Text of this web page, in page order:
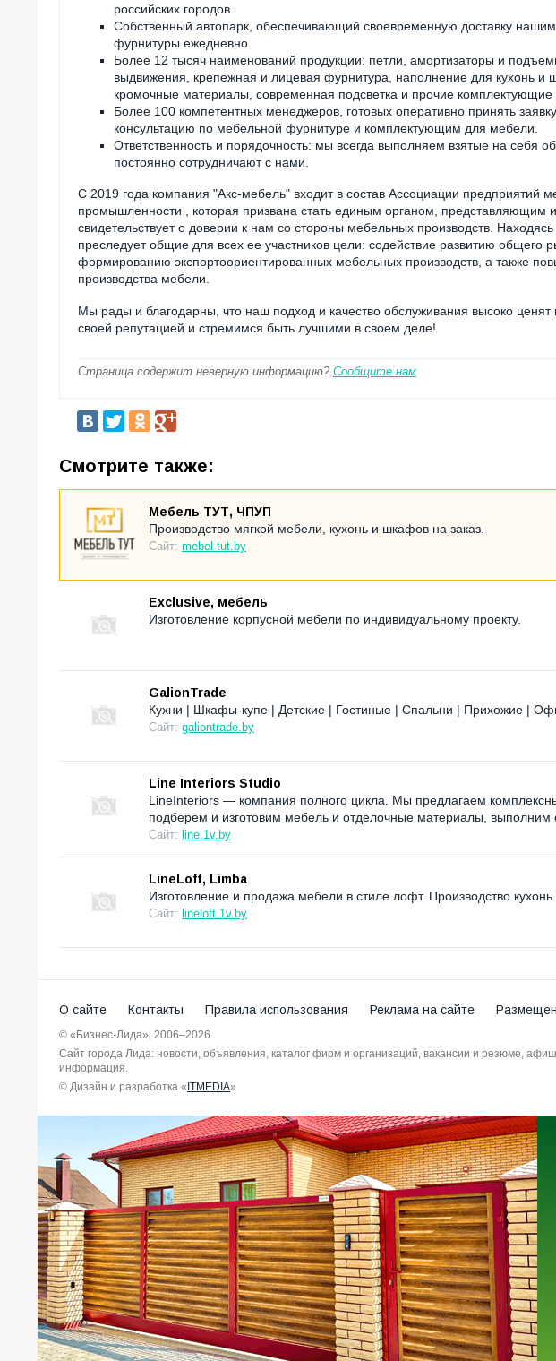
российских городов.
Собственный автопарк, обеспечивающий своевременную доставку
фурнитуры ежедневно.
Более 12 тысяч наименований продукции: петли, амортизаторы и
выдвижения, крепежная и лицевая фурнитура, наполнение для кухонь и
кромочные материалы, современная подсветка и прочие комплектующие
Более 100 компетентных менеджеров, готовых оперативно принять
консультацию по мебельной фурнитуре и комплектующим для мебели.
Ответственность и порядочность: мы всегда выполняем взятые на себя
постоянно сотрудничают с нами.
С 2019 года компания "Акс-мебель" входит в состав Ассоциации предприятий
промышленности , которая призвана стать единым органом, представляющим
свидетельствует о доверии к нам со стороны мебельных производств.
преследует общие для всех ее участников цели: содействие развитию
формированию экспортоориентированных мебельных производств, а также
производства мебели.
Мы рады и благодарны, что наш подход и качество обслуживания высоко
своей репутацией и стремимся быть лучшими в своем деле!
Страница содержит неверную информацию? Сообщите нам
Смотрите также:
Мебель ТУТ, ЧПУП
Производство мягкой мебели, кухонь и шкафов на заказ.
Сайт: mebel-tut.by
Exclusive, мебель
Изготовление корпусной мебели по индивидуальному проекту.
GalionTrade
Кухни | Шкафы-купе | Детские | Гостиные | Спальни | Прихожие |
Сайт: galiontrade.by
Line Interiors Studio
LineInteriors — компания полного цикла. Мы предлагаем
подберем и изготовим мебель и отделочные материалы, выполним
Сайт: line.1v.by
LineLoft, Limba
Изготовление и продажа мебели в стиле лофт. Производство кухонь
Сайт: lineloft.1v.by
О сайте Контакты Правила использования Реклама на сайте
© «Бизнес-Лида», 2006–2026
Сайт города Лида: новости, объявления, каталог фирм и организаций, вакансии и резюме,
информация.
© Дизайн и разработка « ITMEDIA»